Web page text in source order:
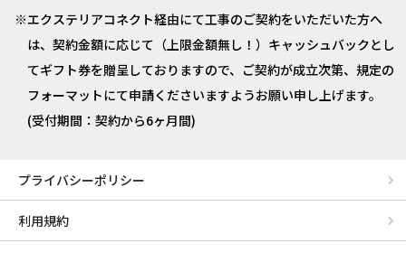
エクステリアコネクト経由にて工事のご契約をいただいた方へ
は、契約金額に応じて（上限金額無し！）キャッシュバックとし
てギフト券を贈呈しておりますので、ご契約が成立次第、規定の
フォーマットにて申請くださいますようお願い申し上げます。
(受付期間：契約から6ヶ月間)
プライバシーポリシー
利用規約